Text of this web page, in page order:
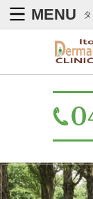
MENU
川口市の皮膚科 小児皮膚